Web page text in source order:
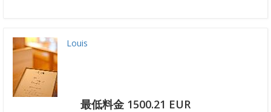
Louis
最低料金 1500.21 EUR